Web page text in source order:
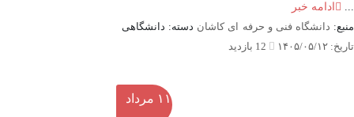
...
ادامه خبر
منبع: دانشگاه فنی و حرفه ای کاشان دسته: دانشگاهی
تاریخ: ۱۴۰۵/۰۵/۱۲
۱۱ مرداد